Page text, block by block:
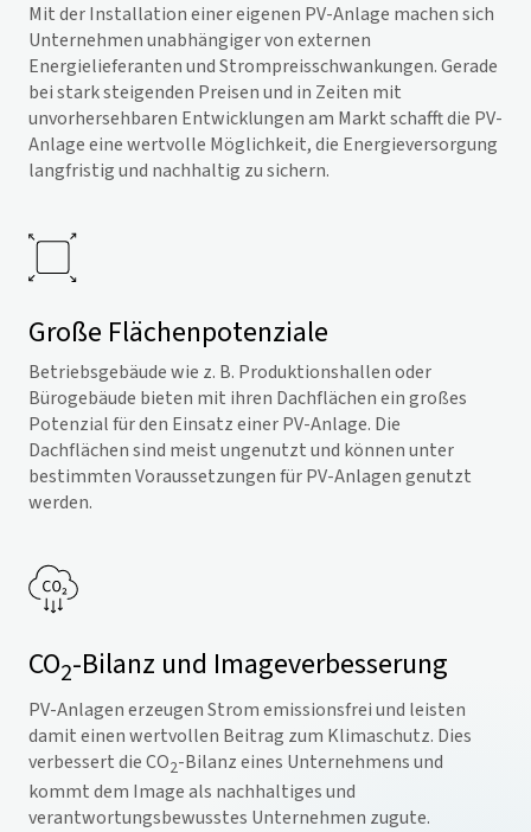
Mit der Installation einer eigenen PV-Anlage machen sich
Unternehmen unabhängiger von externen
Energielieferanten und Strompreisschwankungen. Gerade
bei stark steigenden Preisen und in Zeiten mit
unvorhersehbaren Entwicklungen am Markt schafft die PV-
Anlage eine wertvolle Möglichkeit, die Energieversorgung
langfristig und nachhaltig zu sichern.
Große Flächenpotenziale
Betriebsgebäude wie z. B. Produktionshallen oder
Bürogebäude bieten mit ihren Dachflächen ein großes
Potenzial für den Einsatz einer PV-Anlage. Die
Dachflächen sind meist ungenutzt und können unter
bestimmten Voraussetzungen für PV-Anlagen genutzt
werden.
CO2-Bilanz und Imageverbesserung
PV-Anlagen erzeugen Strom emissionsfrei und leisten
damit einen wertvollen Beitrag zum Klimaschutz. Dies
verbessert die CO2-Bilanz eines Unternehmens und
kommt dem Image als nachhaltiges und
verantwortungsbewusstes Unternehmen zugute.